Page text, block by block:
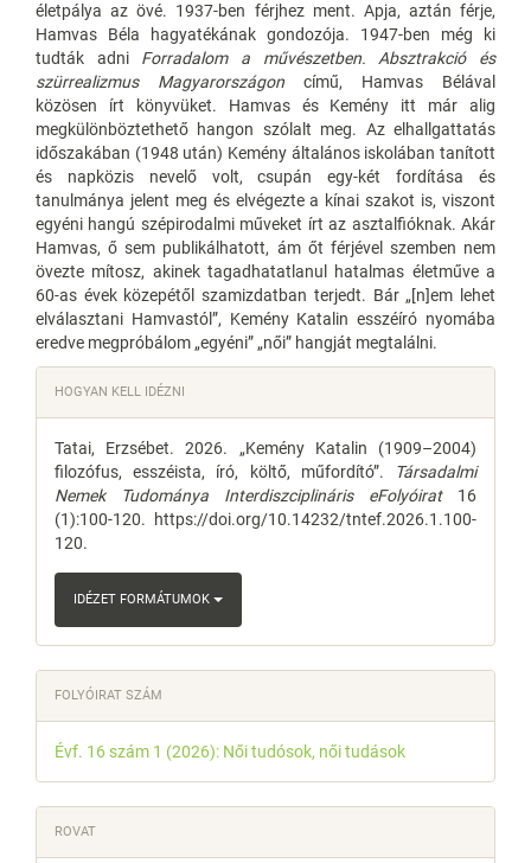
életpálya az övé. 1937-ben férjhez ment. Apja, aztán férje,
Hamvas Béla hagyatékának gondozója. 1947-ben még ki
tudták adni Forradalom a művészetben. Absztrakció és
szürrealizmus Magyarországon című, Hamvas Bélával
közösen írt könyvüket. Hamvas és Kemény itt már alig
megkülönböztethető hangon szólalt meg. Az elhallgattatás
időszakában (1948 után) Kemény általános iskolában tanított
és napközis nevelő volt, csupán egy-két fordítása és
tanulmánya jelent meg és elvégezte a kínai szakot is, viszont
egyéni hangú szépirodalmi műveket írt az asztalfióknak. Akár
Hamvas, ő sem publikálhatott, ám őt férjével szemben nem
övezte mítosz, akinek tagadhatatlanul hatalmas életműve a
60-as évek közepétől szamizdatban terjedt. Bár „[n]em lehet
elválasztani Hamvastól”, Kemény Katalin esszéíró nyomába
eredve megpróbálom „egyéni” „női” hangját megtalálni.
Article
Details
HOGYAN KELL IDÉZNI
Tatai, Erzsébet. 2026. „Kemény Katalin (1909–2004)
filozófus, esszéista, író, költő, műfordító”.
Társadalmi
Nemek Tudománya Interdiszciplináris eFolyóirat16
(1):100-120. https://doi.org/10.14232/tntef.2026.1.100-
120.
IDÉZET FORMÁTUMOK
FOLYÓIRAT SZÁM
Évf. 16 szám 1 (2026): Női tudósok, női tudások
ROVAT